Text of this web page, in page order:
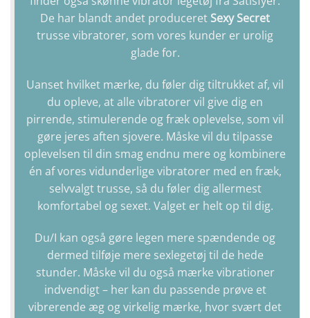
De har blandt andet produceret Sexy Secret
trusse vibratorer, som vores kunder er urolig
glade for.
Uanset hvilket mærke, du føler dig tiltrukket af, vil
du opleve, at alle vibratorer vil give dig en
pirrende, stimulerende og fræk oplevelse, som vil
gøre jeres aften sjovere. Måske vil du tilpasse
oplevelsen til din smag endnu mere og kombinere
én af vores vidunderlige vibratorer med en fræk,
selvvalgt trusse, så du føler dig allermest
komfortabel og sexet. Valget er helt op til dig.
Du/I kan også gøre legen mere spændende og
dermed tilføje mere sexlegetøj til de hede
stunder. Måske vil du også mærke vibrationer
indvendigt – her kan du passende prøve et
vibrerende æg og virkelig mærke, hvor svært det